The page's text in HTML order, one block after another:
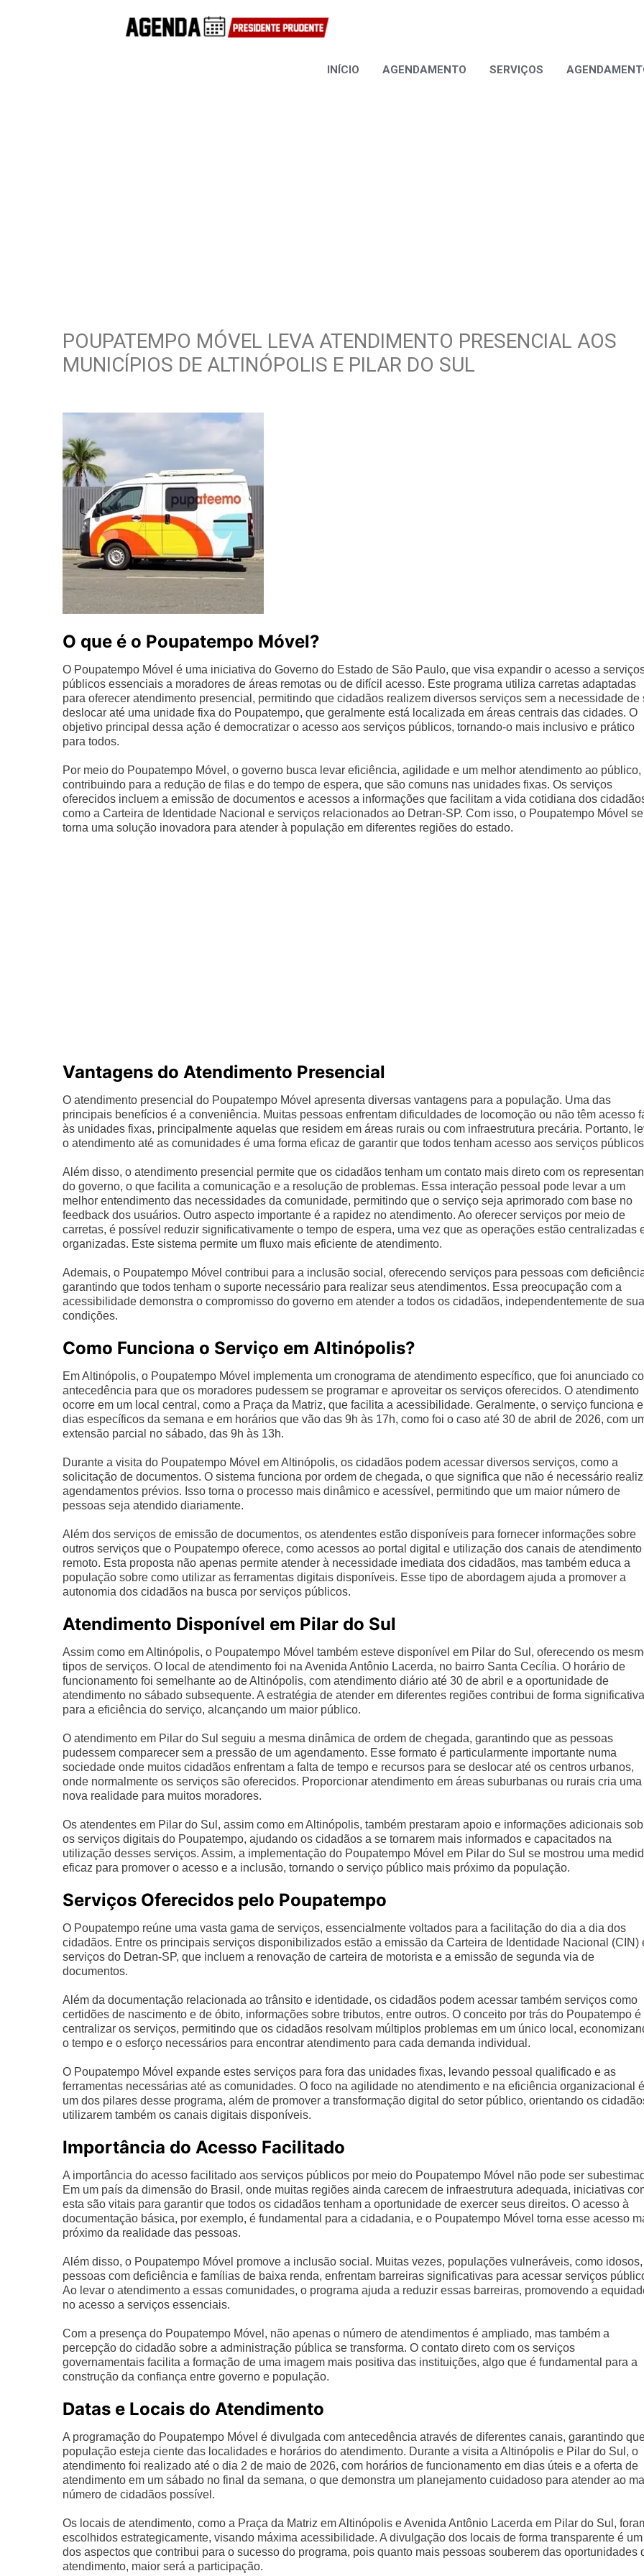
INÍCIO AGENDAMENTO SERVIÇOS
POUPATEMPO MÓVEL LEVA ATENDIMENTO PRESENCIAL AOS
MUNICÍPIOS DE ALTINÓPOLIS E PILAR DO SUL
O que é o Poupatempo Móvel?
O Poupatempo Móvel é uma iniciativa do Governo do Estado de São Paulo, que visa expandir o acesso a
públicos essenciais a moradores de áreas remotas ou de difícil acesso. Este programa utiliza carretas adaptadas
para oferecer atendimento presencial, permitindo que cidadãos realizem diversos serviços sem a necessidade de
deslocar até uma unidade fixa do Poupatempo, que geralmente está localizada em áreas centrais das cidades. O
objetivo principal dessa ação é democratizar o acesso aos serviços públicos, tornando-o mais inclusivo e prático
para todos.
Por meio do Poupatempo Móvel, o governo busca levar eficiência, agilidade e um melhor atendimento ao público,
contribuindo para a redução de filas e do tempo de espera, que são comuns nas unidades fixas. Os serviços
oferecidos incluem a emissão de documentos e acessos a informações que facilitam a vida cotidiana dos
como a Carteira de Identidade Nacional e serviços relacionados ao Detran-SP. Com isso, o Poupatempo Móvel se
torna uma solução inovadora para atender à população em diferentes regiões do estado.
Vantagens do Atendimento Presencial
O atendimento presencial do Poupatempo Móvel apresenta diversas vantagens para a população. Uma das
principais benefícios é a conveniência. Muitas pessoas enfrentam dificuldades de locomoção ou não têm acesso
às unidades fixas, principalmente aquelas que residem em áreas rurais ou com infraestrutura precária. Portanto,
o atendimento até as comunidades é uma forma eficaz de garantir que todos tenham acesso aos serviços
Além disso, o atendimento presencial permite que os cidadãos tenham um contato mais direto com os
do governo, o que facilita a comunicação e a resolução de problemas. Essa interação pessoal pode levar a um
melhor entendimento das necessidades da comunidade, permitindo que o serviço seja aprimorado com base no
feedback dos usuários. Outro aspecto importante é a rapidez no atendimento. Ao oferecer serviços por meio de
carretas, é possível reduzir significativamente o tempo de espera, uma vez que as operações estão centralizadas
organizadas. Este sistema permite um fluxo mais eficiente de atendimento.
Ademais, o Poupatempo Móvel contribui para a inclusão social, oferecendo serviços para pessoas com
garantindo que todos tenham o suporte necessário para realizar seus atendimentos. Essa preocupação com a
acessibilidade demonstra o compromisso do governo em atender a todos os cidadãos, independentemente de
condições.
Como Funciona o Serviço em Altinópolis?
Em Altinópolis, o Poupatempo Móvel implementa um cronograma de atendimento específico, que foi anunciado
antecedência para que os moradores pudessem se programar e aproveitar os serviços oferecidos. O atendimento
ocorre em um local central, como a Praça da Matriz, que facilita a acessibilidade. Geralmente, o serviço funciona
dias específicos da semana e em horários que vão das 9h às 17h, como foi o caso até 30 de abril de 2026, com
extensão parcial no sábado, das 9h às 13h.
Durante a visita do Poupatempo Móvel em Altinópolis, os cidadãos podem acessar diversos serviços, como a
solicitação de documentos. O sistema funciona por ordem de chegada, o que significa que não é necessário
agendamentos prévios. Isso torna o processo mais dinâmico e acessível, permitindo que um maior número de
pessoas seja atendido diariamente.
Além dos serviços de emissão de documentos, os atendentes estão disponíveis para fornecer informações sobre
outros serviços que o Poupatempo oferece, como acessos ao portal digital e utilização dos canais de atendimento
remoto. Esta proposta não apenas permite atender à necessidade imediata dos cidadãos, mas também educa a
população sobre como utilizar as ferramentas digitais disponíveis. Esse tipo de abordagem ajuda a promover a
autonomia dos cidadãos na busca por serviços públicos.
Atendimento Disponível em Pilar do Sul
Assim como em Altinópolis, o Poupatempo Móvel também esteve disponível em Pilar do Sul, oferecendo os
tipos de serviços. O local de atendimento foi na Avenida Antônio Lacerda, no bairro Santa Cecília. O horário de
funcionamento foi semelhante ao de Altinópolis, com atendimento diário até 30 de abril e a oportunidade de
atendimento no sábado subsequente. A estratégia de atender em diferentes regiões contribui de forma significativa
para a eficiência do serviço, alcançando um maior público.
O atendimento em Pilar do Sul seguiu a mesma dinâmica de ordem de chegada, garantindo que as pessoas
pudessem comparecer sem a pressão de um agendamento. Esse formato é particularmente importante numa
sociedade onde muitos cidadãos enfrentam a falta de tempo e recursos para se deslocar até os centros urbanos,
onde normalmente os serviços são oferecidos. Proporcionar atendimento em áreas suburbanas ou rurais cria uma
nova realidade para muitos moradores.
Os atendentes em Pilar do Sul, assim como em Altinópolis, também prestaram apoio e informações adicionais
os serviços digitais do Poupatempo, ajudando os cidadãos a se tornarem mais informados e capacitados na
utilização desses serviços. Assim, a implementação do Poupatempo Móvel em Pilar do Sul se mostrou uma
eficaz para promover o acesso e a inclusão, tornando o serviço público mais próximo da população.
Serviços Oferecidos pelo Poupatempo
O Poupatempo reúne uma vasta gama de serviços, essencialmente voltados para a facilitação do dia a dia dos
cidadãos. Entre os principais serviços disponibilizados estão a emissão da Carteira de Identidade Nacional (CIN)
serviços do Detran-SP, que incluem a renovação de carteira de motorista e a emissão de segunda via de
documentos.
Além da documentação relacionada ao trânsito e identidade, os cidadãos podem acessar também serviços como
certidões de nascimento e de óbito, informações sobre tributos, entre outros. O conceito por trás do Poupatempo é
centralizar os serviços, permitindo que os cidadãos resolvam múltiplos problemas em um único local,
o tempo e o esforço necessários para encontrar atendimento para cada demanda individual.
O Poupatempo Móvel expande estes serviços para fora das unidades fixas, levando pessoal qualificado e as
ferramentas necessárias até as comunidades. O foco na agilidade no atendimento e na eficiência organizacional é
um dos pilares desse programa, além de promover a transformação digital do setor público, orientando os
utilizarem também os canais digitais disponíveis.
Importância do Acesso Facilitado
A importância do acesso facilitado aos serviços públicos por meio do Poupatempo Móvel não pode ser
Em um país da dimensão do Brasil, onde muitas regiões ainda carecem de infraestrutura adequada, iniciativas
esta são vitais para garantir que todos os cidadãos tenham a oportunidade de exercer seus direitos. O acesso à
documentação básica, por exemplo, é fundamental para a cidadania, e o Poupatempo Móvel torna esse acesso
próximo da realidade das pessoas.
Além disso, o Poupatempo Móvel promove a inclusão social. Muitas vezes, populações vulneráveis, como idosos,
pessoas com deficiência e famílias de baixa renda, enfrentam barreiras significativas para acessar serviços
Ao levar o atendimento a essas comunidades, o programa ajuda a reduzir essas barreiras, promovendo a
no acesso a serviços essenciais.
Com a presença do Poupatempo Móvel, não apenas o número de atendimentos é ampliado, mas também a
percepção do cidadão sobre a administração pública se transforma. O contato direto com os serviços
governamentais facilita a formação de uma imagem mais positiva das instituições, algo que é fundamental para a
construção da confiança entre governo e população.
Datas e Locais do Atendimento
A programação do Poupatempo Móvel é divulgada com antecedência através de diferentes canais, garantindo
população esteja ciente das localidades e horários do atendimento. Durante a visita a Altinópolis e Pilar do Sul, o
atendimento foi realizado até o dia 2 de maio de 2026, com horários de funcionamento em dias úteis e a oferta de
atendimento em um sábado no final da semana, o que demonstra um planejamento cuidadoso para atender ao
número de cidadãos possível.
Os locais de atendimento, como a Praça da Matriz em Altinópolis e Avenida Antônio Lacerda em Pilar do Sul,
escolhidos estrategicamente, visando máxima acessibilidade. A divulgação dos locais de forma transparente é um
dos aspectos que contribui para o sucesso do programa, pois quanto mais pessoas souberem das oportunidades
atendimento, maior será a participação.